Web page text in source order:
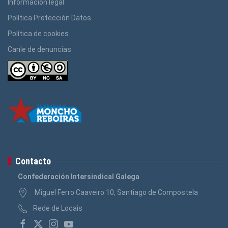
Información legal
Política Protección Datos
Política de cookies
Canle de denuncias
Contacto
Confederación Intersindical Galega
Miguel Ferro Caaveiro 10, Santiago de Compostela
Rede de Locais